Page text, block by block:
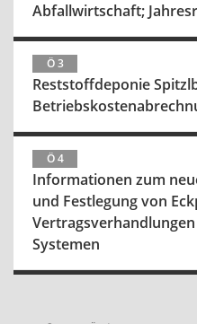
Abfallwirtschaft;
Ö 3
Reststoffdeponie
Ö 4
Informationen zum
und Festlegung von
Systemen